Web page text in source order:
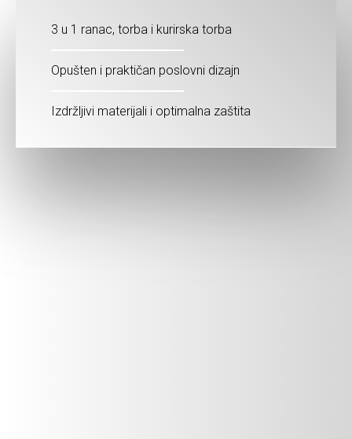
3 u 1 ranac, torba i kurirska torba
Opušten i praktičan poslovni dizajn
Izdržljivi materijali i optimalna zaštita